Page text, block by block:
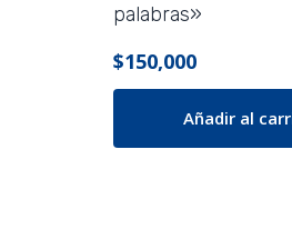
producto
palabras»
$150,000
Añadir al